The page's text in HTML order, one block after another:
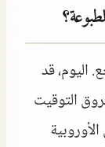
اليوم، قد
التوقيت